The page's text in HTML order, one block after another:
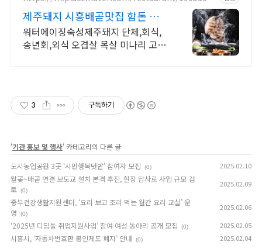
제주돼지 시흥배곧맛집 함돈 숙성
오겹살,특목살,고깃집
워터에이징숙성제주돼지 단체,회식,
송년회,외식 오겹살 목살 미나리 고기
3 구독하기
'기관 홍보 및 행사' 카테고리의 다른 글
도시농업공원 3곳 ‘시민행복텃밭’ 참여자 모집
(0) 2025.02.10
월곶~배곧 연결 보도교 설치 본격 추진, 현장 답사로 사업 규모 검
토 (0)
2025.02.09
중부건강생활지원센터, ‘요리 보고 조리 먹는 월간 요리 교실’ 운
영
(0)
2025.02.06
‘2025년 디딤돌 취업지원사업’ 참여 여성 동아리 공개 모집 (0) 2025.02.05
시흥시, ‘자동차번호판 봉인제도 폐지’ 안내 (0) 2025.02.04